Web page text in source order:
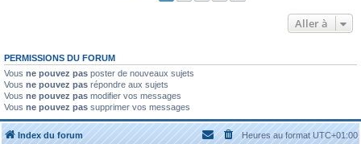
Aller à
PERMISSIONS DU FORUM
Vous ne pouvez pas poster de nouveaux sujets
Vous ne pouvez pas répondre aux sujets
Vous ne pouvez pas modifier vos messages
Vous ne pouvez pas supprimer vos messages
Index du forum Heures au formatUTC+01:00